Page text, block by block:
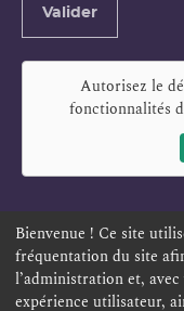
Valider
Autorisez le
fonctionnalités
ESPACE PERSONNEL
TÉLÉSERVICES
Bienvenue ! Ce site
fréquentation du site
l’administration et,
expérience utilisateur,